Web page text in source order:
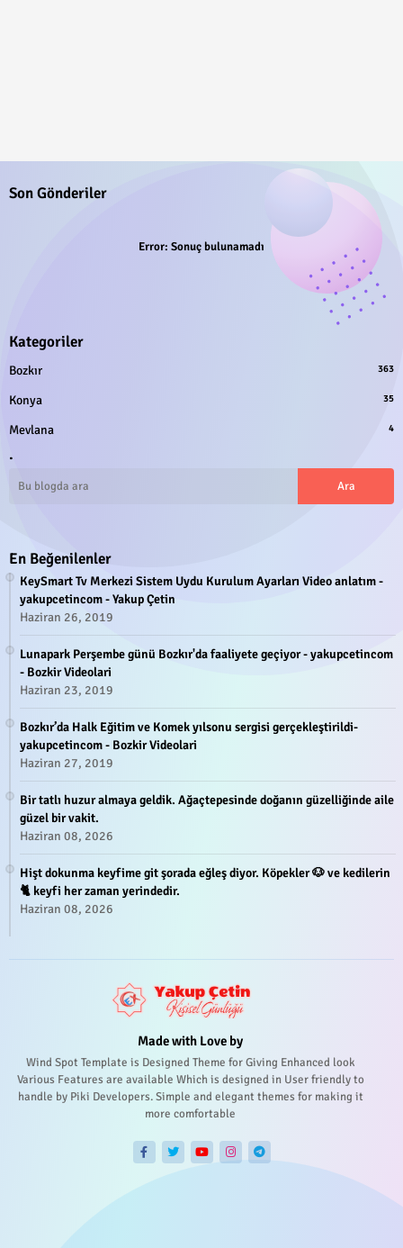
Son Gönderiler
Error: Sonuç bulunamadı
Kategoriler
Bozkır 363
Konya 35
Mevlana 4
.
En Beğenilenler
KeySmart Tv Merkezi Sistem Uydu Kurulum Ayarları Video anlatım -
yakupcetincom - Yakup Çetin
Haziran 26, 2019
Lunapark Perşembe günü Bozkır'da faaliyete geçiyor - yakupcetincom
- Bozkir Videolari
Haziran 23, 2019
Bozkır’da Halk Eğitim ve Komek yılsonu sergisi gerçekleştirildi-
yakupcetincom - Bozkir Videolari
Haziran 27, 2019
Bir tatlı huzur almaya geldik. Ağaçtepesinde doğanın güzelliğinde aile
güzel bir vakit.
Haziran 08, 2026
Hişt dokunma keyfime git şorada eğleş diyor. Köpekler 🐶 ve kedilerin
🐈 keyfi her zaman yerindedir.
Haziran 08, 2026
Made with Love by
Wind Spot Template is Designed Theme for Giving Enhanced look
Various Features are available Which is designed in User friendly to
handle by Piki Developers. Simple and elegant themes for making it
more comfortable